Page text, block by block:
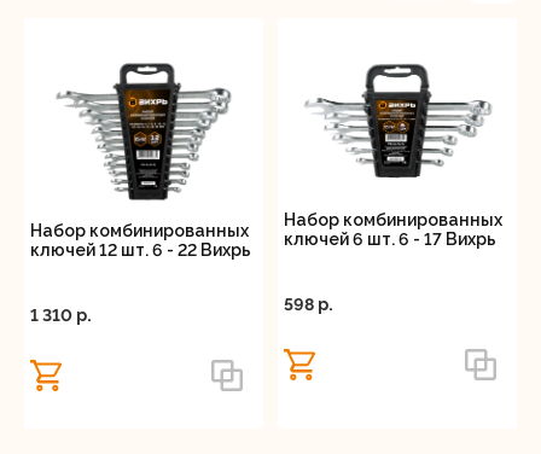
Набор комбинированных
ключей 12 шт. 6 - 22 Вихрь
1 310 p.
Набор комбинированных
ключей 6 шт. 6 - 17 Вихрь
598 p.